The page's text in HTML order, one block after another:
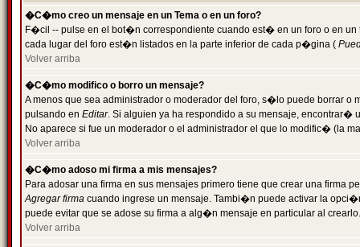
�C�mo creo un mensaje en un Tema o en un foro?
F�cil -- pulse en el bot�n correspondiente cuando est� en un foro o en
cada lugar del foro est�n listados en la parte inferior de cada p�gina (
Volver arriba
�C�mo modifico o borro un mensaje?
A menos que sea administrador o moderador del foro, s�lo puede borrar o
pulsando en Editar. Si alguien ya ha respondido a su mensaje, encontrar�
No aparece si fue un moderador o el administrador el que lo modific� (la
Volver arriba
�C�mo adoso mi firma a mis mensajes?
Para adosar una firma en sus mensajes primero tiene que crear una firma
Agregar firma cuando ingrese un mensaje. Tambi�n puede activar la
puede evitar que se adose su firma a alg�n mensaje en particular al crearlo.
Volver arriba